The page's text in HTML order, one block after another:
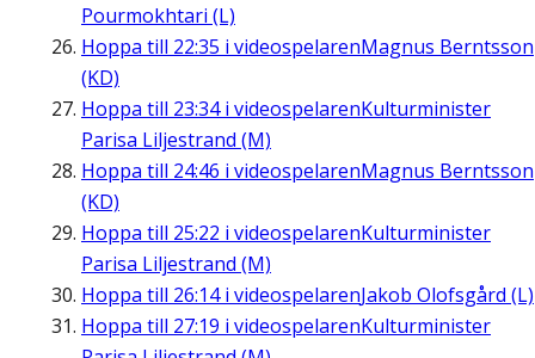
Pourmokhtari (L)
Hoppa till 22:35 i videospelarenMagnus Berntsson
(KD)
Hoppa till 23:34i videospelarenKulturminister
Parisa Liljestrand (M)
Hoppa till 24:46 i videospelarenMagnus Berntsson
(KD)
Hoppa till 25:22 i videospelarenKulturminister
Parisa Liljestrand (M)
Hoppa till 26:14i videospelarenJakob Olofsgård (L)
Hoppa till 27:19 i videospelarenKulturminister